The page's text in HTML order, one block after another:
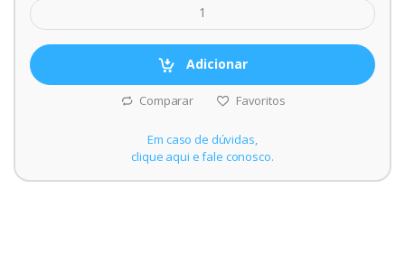
Adicionar
Comparar Favoritos
Em caso de dúvidas,
clique aqui e fale conosco.